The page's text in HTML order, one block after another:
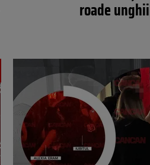
roade